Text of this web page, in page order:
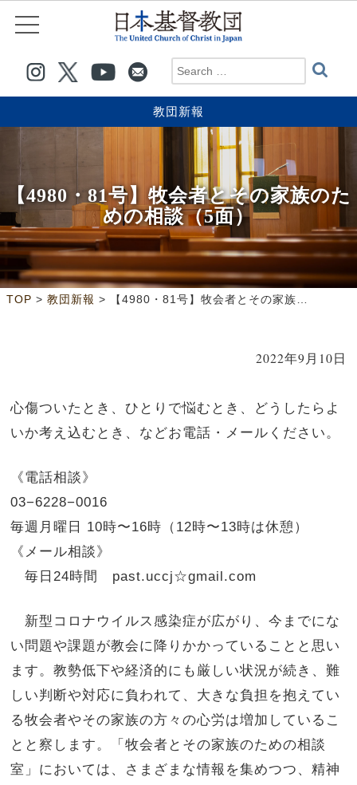
教団新報
【4980・81号】牧会者とその家族のた
めの相談（5面）
TOP > 教団新報 > 【4980・81号】牧会者とその家族のための相談（5面）
2022年9月10日
心傷ついたとき、ひとりで悩むとき、どうしたらよ
いか考え込むとき、などお電話・メールください。
《電話相談》
03−6228−0016
毎週月曜日 10時〜16時 （12時〜13時は休憩）
《メール相談》
毎日24時間 past.uccj☆gmail.com
新型コロナウイルス感染症が広がり、今までにな
い問題や課題が教会に降りかかっていることと思い
ます。教勢低下や経済的にも厳しい状況が続き、難
しい判断や対応に負われて、大きな負担を抱えてい
る牧会者やその家族の方々の心労は増加しているこ
とと察します。「牧会者とその家族のための相談
室」においては、さまざまな情報を集めつつ、精神